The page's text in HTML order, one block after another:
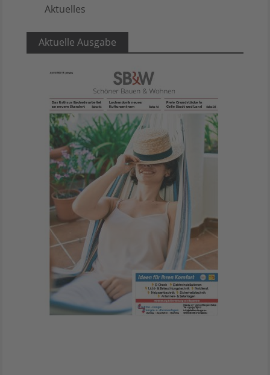
Aktuelles
Aktuelle Ausgabe